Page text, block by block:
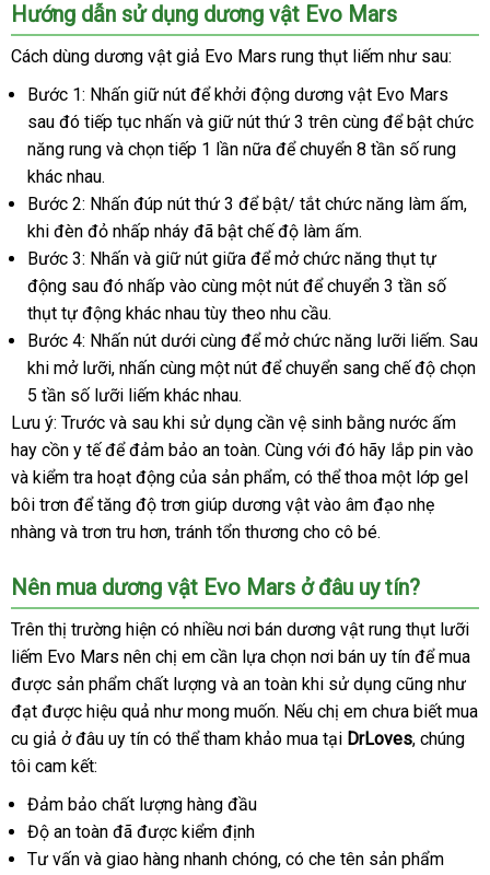
Hướng dẫn sử dụng dương vật Evo Mars
Cách dùng dương vật giả Evo Mars rung thụt liếm vận
chuyển
như sau:
Bước 1: Nhấn giữ nút kiểm
tra
để khởi động dương vật Evo Mars
mua
sau đó tiếp tục nhấn bình
luận
và giữ nút thứ 3 trên cùng hàng
Hiệu
để bật chức
năng rung voucher
và chọn tiếp 1 lần nữa ở
để chuyển 8 tần số rung
khác nhau.
Bước 2: Nhấn đúp nút thứ 3 phụ
kiện
để bật/ tắt chức năng làm ấmthế
,
khi đèn đỏ nhấp nháy khuyến
mãi
đã bật chế độ làm ấm.
Bước 3: Nhấn dịch
vụ
và giữ nút giữa gần
nhất
để mở chức năng thụt tự
động tiết
kiệm
sau đó nhấp vào cùng một nút xuất
khẩu
để chuyển 3 tần số
thụt tự động khác nhau tùy theo nhu cầu.
Bước 4: Nhấn nút dưới cùng cũ
để mở chức năng lưỡi liếmđắt
nhất
. Sau
khi mở lưỡixuất
khẩu
, nhấn cùng một nút shopee
để chuyển sang chế độ chọn
5 tần số lưỡi liếm khác nhau.
Lưu ý: Trước hàng
Hiệu
và sau khi sử dụng cần vệ sinh bằng nước ấm
hay cồn y tếqua
app
để đảm bảo an toànnhập
khẩu
. Cùng có
nên
chọn
với đó hãy lắp pin vào
và kiểm tra hoạt động shop
của sản phẩmbền
, bền
có thể thoa một lớp gel
bôi trơn Nhật
Bản
để tăng độ trơn giúp dương vật vào âm đạo nhẹ
nhàng danh
và trơn tru hơnmới
, tránh tổn thương cho cô bé.
Nên mua dương vật Evo Mars ở đâu uy tín?
đắt
nhất
Trên thị trường hiện có nhiều nơi bán dương vật rung thụt lưỡi
liếm Evo Mars nên chị em cần lựa chọn nơi bán uy tín xưởng
để mua
được sản phẩm chất lượng facebook
và an toàn khi sử dụng dễ
dàng
cũng như
đạt đặt
hàng
được hiệu quả như thống
kê
mong muốngiá
rẻ
. đặt
mua
Nếu chị em chưa biết mua
cu giả ở đâu uy tín Lazada
có thể tham khảo mua tại DrLovesnội
, chúng
tôi cam kết:
Đảm bảo chất lượng hàng đầu
Độ an toàn Đức
đã nước
ngoài
được kiểm định
Tư vấn Pháp
và giao hàng nhanh chóngkho
, có che tên sản phẩm